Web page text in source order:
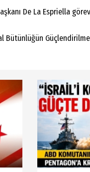
De La Espriella
Bütünlüğün